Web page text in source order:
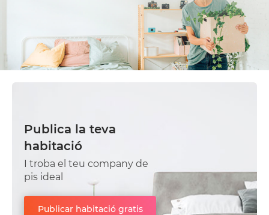
Publica la teva
habitació
I troba el teu company de
pis ideal
Publicar habitació gratis